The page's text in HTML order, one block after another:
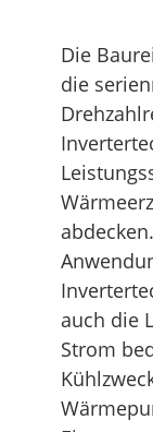
Die
die
auch die
Strom